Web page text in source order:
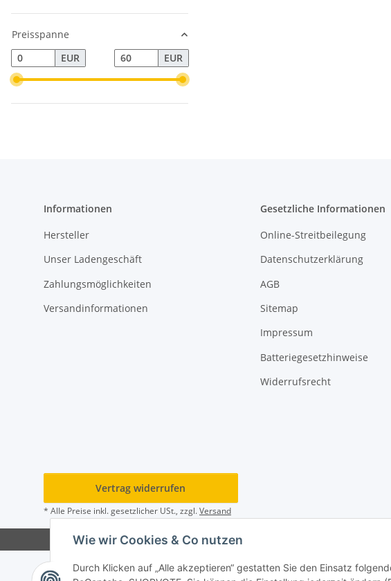
Wie wir Cookies & Co nutzen
Durch Klicken auf „Alle akzeptieren“ gestatten Sie den Einsatz
Preisspanne
EUR
EUR
Informationen
Hersteller
Unser Ladengeschäft
Zahlungsmöglichkeiten
Versandinformationen
Gesetzliche Informationen
Online-Streitbeilegung
Datenschutzerklärung
AGB
Sitemap
Impressum
Batteriegesetzhinweise
Widerrufsrecht
Vertrag widerrufen
* Alle Preise inkl. gesetzlicher USt., zzgl.Versand